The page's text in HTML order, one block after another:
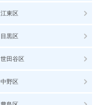
江東区
目黒区
世田谷区
中野区